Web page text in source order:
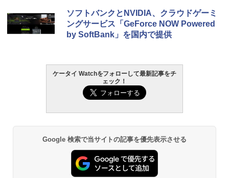
ソフトバンクとNVIDIA、クラウドゲーミ
ングサービス「GeForce NOW Powered
by SoftBank」を国内で提供
ケータイ Watchをフォローして最新記事をチ
ェック！
Google 検索で当サイトの記事を優先表示させる